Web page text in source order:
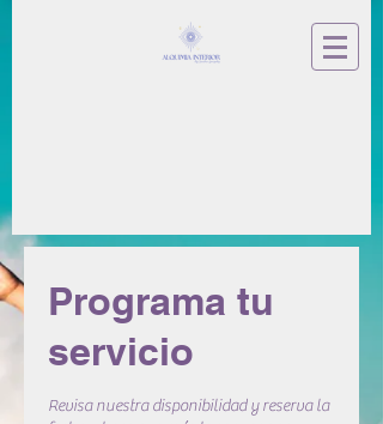
Programa tu
servicio
Revisa nuestra disponibilidad y reserva la